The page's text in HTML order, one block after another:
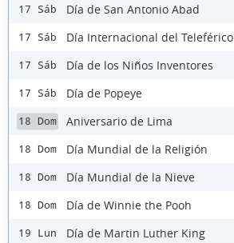
17 Sáb Día de San Antonio Abad
17 Sáb Día Internacional del Teleférico
17 Sáb Día de los Niños Inventores
17 Sáb Día de Popeye
18 Dom Aniversario de Lima
18 Dom Día Mundial de la Religión
18 Dom Día Mundial de la Nieve
18 Dom Día de Winnie the Pooh
19 Lun Día de Martin Luther King